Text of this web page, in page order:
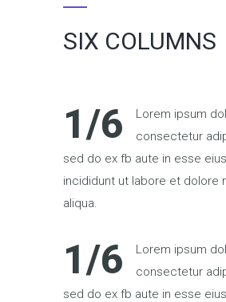
SIX COLUMNS
1/6
Lorem ipsum
consectetur
sed do ex fb aute in esse
incididunt ut labore et dolore
aliqua.
1/6
Lorem ipsum
consectetur
sed do ex fb aute in esse